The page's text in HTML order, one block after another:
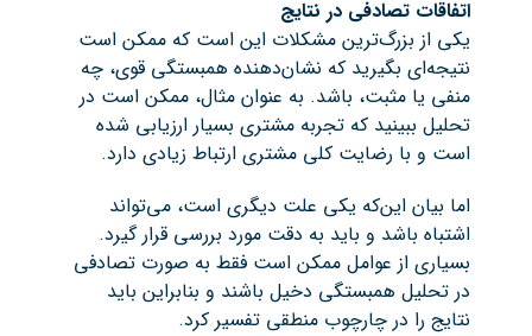
اتفاقات تصادفی در نتایج
یکی از بزرگ‌ترین مشکلات این است که ممکن است
نتیجه‌ای بگیرید که نشان‌دهنده همبستگی قوی، چه
منفی یا مثبت، باشد. به عنوان مثال، ممکن است در
تحلیل ببینید که تجربه مشتری بسیار ارزیابی شده
است و با رضایت کلی مشتری ارتباط زیادی دارد.
اما بیان این‌که یکی علت دیگری است، می‌تواند
اشتباه باشد و باید به دقت مورد بررسی قرار گیرد.
بسیاری از عوامل ممکن است فقط به صورت تصادفی
در تحلیل همبستگی دخیل باشند و بنابراین باید
نتایج را در چارچوب منطقی تفسیر کرد.